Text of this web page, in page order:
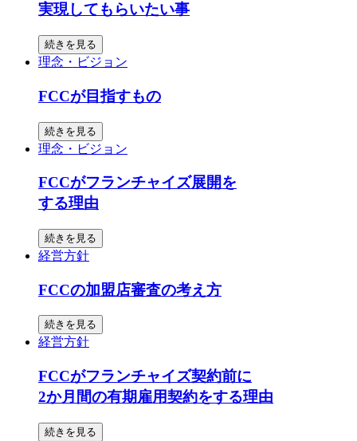
実現してもらいたい事
続きを見る
理念・ビジョン
FCCが目指すもの
続きを見る
理念・ビジョン
FCCがフランチャイズ展開を
する理由
続きを見る
経営方針
FCCの加盟店審査の考え方
続きを見る
経営方針
FCCがフランチャイズ契約前に
2か月間の有期雇用契約をする理由
続きを見る